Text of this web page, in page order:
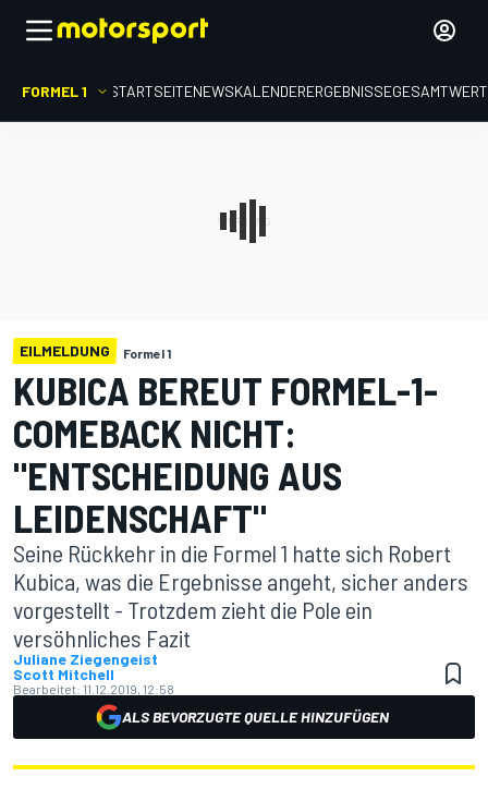
FORMEL 1 STARTSEITENEWSKALENDERERGEBNISSE
EILMELDUNG Formel 1
KUBICA BEREUT FORMEL-1-
COMEBACK NICHT:
"ENTSCHEIDUNG AUS
LEIDENSCHAFT"
Seine Rückkehr in die Formel 1 hatte sich Robert
Kubica, was die Ergebnisse angeht, sicher anders
vorgestellt - Trotzdem zieht die Pole ein
versöhnliches Fazit
Juliane Ziegengeist
Scott Mitchell
Bearbeitet: 11.12.2019, 12:58
ALS BEVORZUGTE QUELLE HINZUFÜGEN